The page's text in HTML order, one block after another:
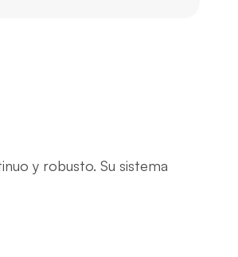
y robusto. Su sistema